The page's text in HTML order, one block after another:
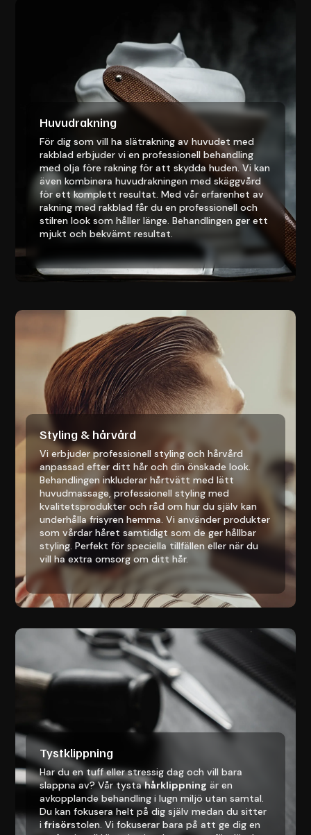
Huvudrakning
För dig som vill ha slätrakning av huvudet med
rakblad erbjuder vi en professionell behandling
med olja före rakning för att skydda huden. Vi kan
även kombinera huvudrakningen med skäggvård
för ett komplett resultat. Med vår erfarenhet av
rakning med rakblad får du en professionell och
stilren look som håller länge. Behandlingen ger ett
mjukt och bekvämt resultat.
Styling & hårvård
Vi erbjuder professionell styling och hårvård
anpassad efter ditt hår och din önskade look.
Behandlingen inkluderar hårtvätt med lätt
huvudmassage, professionell styling med
kvalitetsprodukter och råd om hur du själv kan
underhålla frisyren hemma. Vi använder produkter
som vårdar håret samtidigt som de ger hållbar
styling. Perfekt för speciella tillfällen eller när du
vill ha extra omsorg om ditt hår.
Tystklippning
Har du en tuff eller stressig dag och vill bara
slappna av? Vår tysta hårklippning är en
avkopplande behandling i lugn miljö utan samtal.
Du kan fokusera helt på dig själv medan du sitter
i frisörstolen. Vi fokuserar bara på att ge dig en